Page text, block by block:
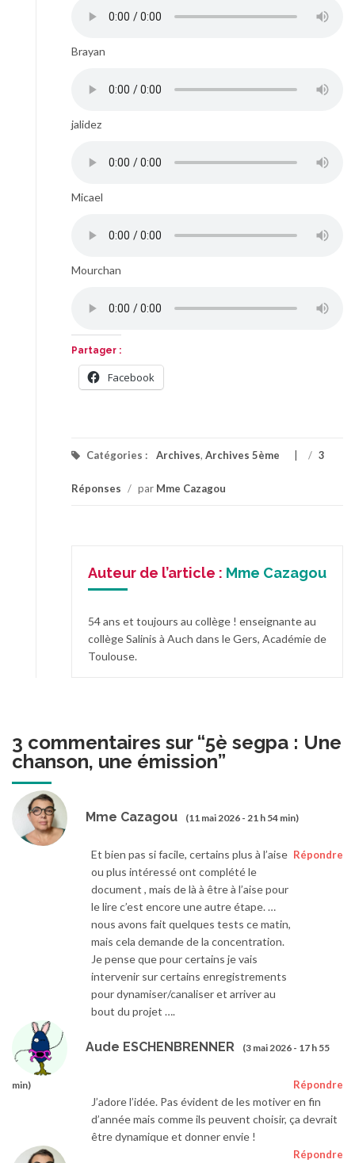
Brayan
jalidez
Micael
Mourchan
Partager :
Facebook
Catégories : Archives, Archives 5ème / 3
Réponses / par Mme Cazagou
Auteur de l’article : Mme Cazagou
54 ans et toujours au collège ! enseignante au
collège Salinis à Auch dans le Gers, Académie de
Toulouse.
3 commentaires sur “5è segpa : Une
chanson, une émission”
Mme Cazagou (11 mai 2026 - 21 h 54 min)
Répondre
Et bien pas si facile, certains plus à l’aise
ou plus intéressé ont complété le
document , mais de là à être à l’aise pour
le lire c’est encore une autre étape. …
nous avons fait quelques tests ce matin,
mais cela demande de la concentration.
Je pense que pour certains je vais
intervenir sur certains enregistrements
pour dynamiser/canaliser et arriver au
bout du projet ….
Aude ESCHENBRENNER (3 mai 2026 - 17 h 55
min) Répondre
J’adore l’idée. Pas évident de les motiver en fin
d’année mais comme ils peuvent choisir, ça devrait
être dynamique et donner envie !
Répondre